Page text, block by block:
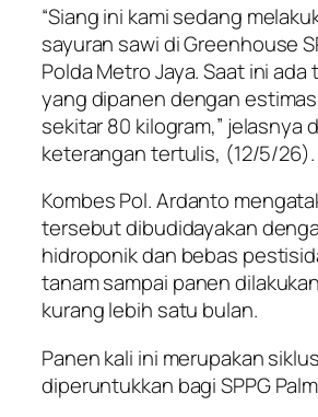
“Siang ini kami sedang
sayuran sawi di Greenhouse
Polda Metro Jaya. Saat ini ada
yang dipanen dengan
sekitar 80 kilogram,” jelasnya
keterangan tertulis, (12/5/26).
Kombes Pol. Ardanto
tersebut dibudidayakan
hidroponik dan bebas
tanam sampai panen
kurang lebih satu bulan.
Panen kali ini merupakan
diperuntukkan bagi SPPG